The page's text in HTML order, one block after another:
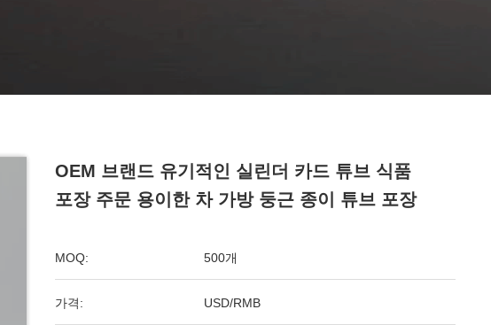
OEM 브랜드 유기적인 실린더 카드 튜브 식품
포장 주문 용이한 차 가방 둥근 종이 튜브 포장
MOQ: 500개
가격: USD/RMB